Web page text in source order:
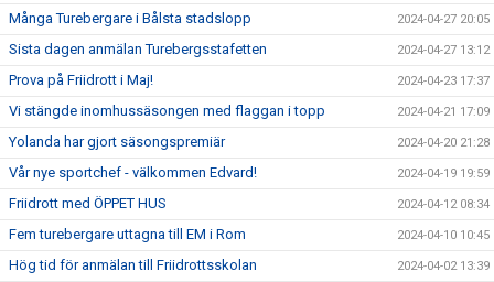
Många Turebergare i Bålsta stadslopp 2024-04-27 20:05
Sista dagen anmälan Turebergsstafetten 2024-04-27 13:12
Prova på Friidrott i Maj! 2024-04-23 17:37
Vi stängde inomhussäsongen med flaggan i topp 2024-04-21 17:09
Yolanda har gjort säsongspremiär 2024-04-20 21:28
Vår nye sportchef - välkommen Edvard! 2024-04-19 19:59
Friidrott med ÖPPET HUS 2024-04-12 08:34
Fem turebergare uttagna till EM i Rom 2024-04-10 10:45
Hög tid för anmälan till Friidrottsskolan 2024-04-02 13:39